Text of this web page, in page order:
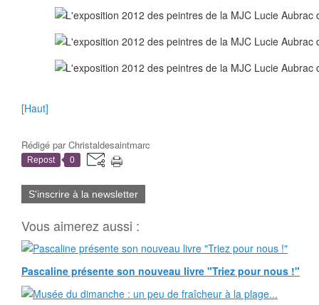
[Haut]
Rédigé parChristaldesaintmarc
Repost 0
S'inscrire à la newsletter
Vous aimerez aussi :
Pascaline présente son nouveau livre "Triez pour nous !"